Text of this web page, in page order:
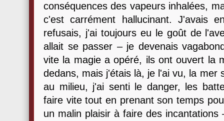
conséquences des vapeurs inhalées,
c'est carrément hallucinant. J'avais
refusais, j'ai toujours eu le goût de
allait se passer – je devenais
vite la magie a opéré, ils ont ouvert la
dedans, mais j'étais là, je l'ai vu, la mer
au milieu, j'ai senti le danger, les
faire vite tout en prenant son temps
un malin plaisir à faire des